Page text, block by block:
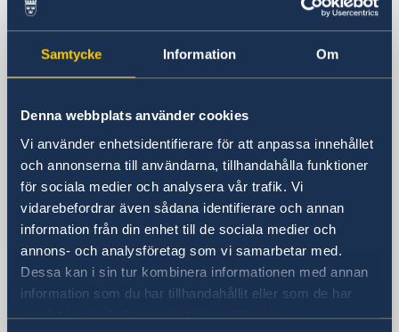
Samtycke Information Om
Denna webbplats använder cookies
Vi använder enhetsidentifierare för att anpassa innehållet
och annonserna till användarna, tillhandahålla funktioner
för sociala medier och analysera vår trafik. Vi
vidarebefordrar även sådana identifierare och annan
information från din enhet till de sociala medier och
annons- och analysföretag som vi samarbetar med.
Dessa kan i sin tur kombinera informationen med annan
information som du har tillhandahållit eller som de har
samlat in när du har använt deras tjänster.
Sveriges generalkonsulat i Shanghai
Besöksadress
Shanghai Central Plaza, våning 15
Huangpu, Shanghai
Metro: South Huangpi Road (utgång 1)
Postadress
Sveriges generalkonsulat i Shanghai
1521-1541 Shanghai Central Plaza
381 Huaihai Road (Middle)
Shanghai 200020
Kina
Telefonnummer
Allmänna förfrågningar